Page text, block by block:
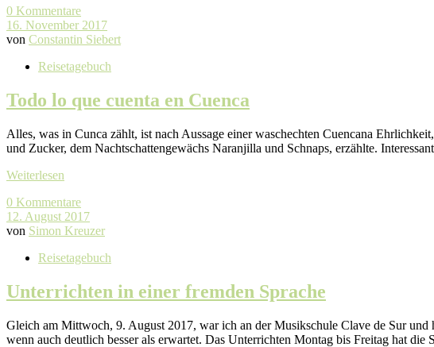
0 Kommentare
16. November 2017
von Constantin Siebert
Reisetagebuch
Todo lo que cuenta en Cuenca
Alles, was in Cunca zählt, ist nach Aussage einer waschechten Cuencana
und Zucker, dem Nachtschattengewächs Naranjilla und Schnaps, erzählte.
Weiterlesen
0 Kommentare
12. August 2017
von Simon Kreuzer
Reisetagebuch
Unterrichten in einer fremden Sprache
Gleich am Mittwoch, 9. August 2017, war ich an der Musikschule Clave de Sur und
wenn auch deutlich besser als erwartet. Das Unterrichten Montag bis Freitag hat